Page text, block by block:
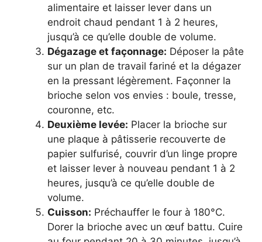
alimentaire et laisser lever dans un
endroit chaud pendant 1 à 2 heures,
jusqu’à ce qu’elle double de volume.
Dégazage et façonnage: Déposer la pâte
sur un plan de travail fariné et la dégazer
en la pressant légèrement. Façonner la
brioche selon vos envies : boule, tresse,
couronne, etc.
Deuxième levée: Placer la brioche sur
une plaque à pâtisserie recouverte de
papier sulfurisé, couvrir d’un linge propre
et laisser lever à nouveau pendant 1 à 2
heures, jusqu’à ce qu’elle double de
volume.
Cuisson: Préchauffer le four à 180°C.
Dorer la brioche avec un œuf battu. Cuire